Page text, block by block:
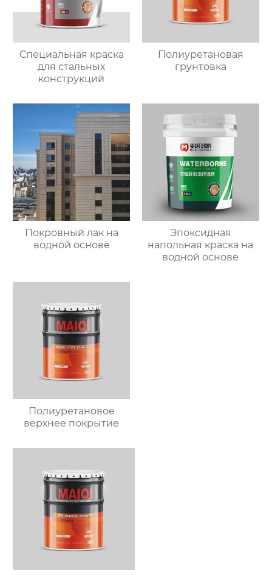
Специальная краска
для стальных
конструкций
Полиуретановая
грунтовка
Покровный лак на
водной основе
Эпоксидная
напольная краска на
водной основе
Полиуретановое
верхнее покрытие